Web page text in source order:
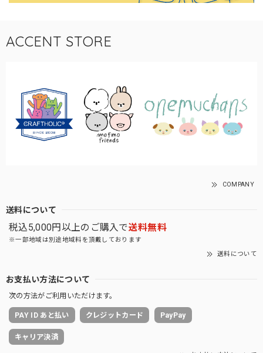
ACCENT STORE
COMPANY
送料について
税込5,000円以上のご購入で送料無料
※一部地域は別途地域料を頂戴しております
送料について
お支払い方法について
次の方法がご利用いただけます。
PAY ID あと払い クレジットカード PayPay
キャリア決済